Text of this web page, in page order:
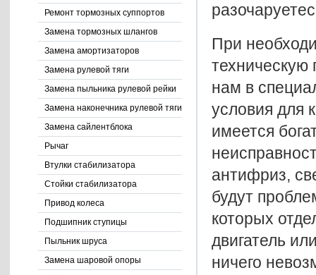
Ремонт тормозных суппортов
Замена тормозных шлангов
Замена амортизаторов
Замена рулевой тяги
Замена пыльника рулевой рейки
Замена наконечника рулевой тяги
Замена сайлентблока
Рычаг
Втулки стабилизатора
Стойки стабилизатора
Привод колеса
Подшипник ступицы
Пыльник шруса
Замена шаровой опоры
При
нам в
условия для
имеется
антифриз,
будут
которых
двигатель
ничего